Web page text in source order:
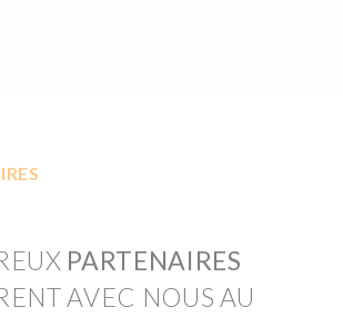
PARTENAIRES
AVEC NOUS AU